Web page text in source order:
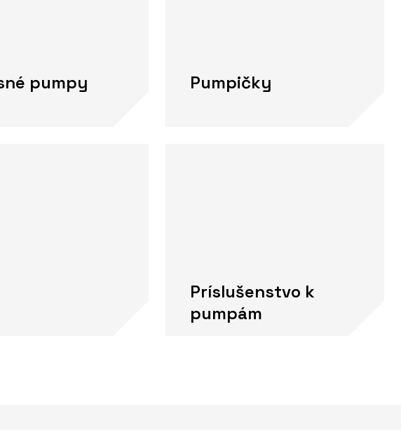
pumpy Pumpičky
Príslušenstvo k
pumpám